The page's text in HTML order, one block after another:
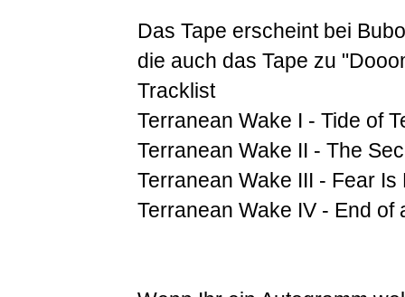
Das Tape erscheint bei
die auch das Tape zu
Tracklist
Terranean Wake I - Tide of
Terranean Wake II - The
Terranean Wake III - Fear Is
Terranean Wake IV - End of